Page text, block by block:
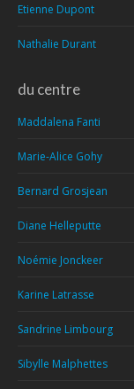
Etienne Dupont
Nathalie Durant
du centre
Maddalena Fanti
Marie-Alice Gohy
Bernard Grosjean
Diane Helleputte
Noémie Jonckeer
Karine Latrasse
Sandrine Limbourg
Sibylle Malphettes